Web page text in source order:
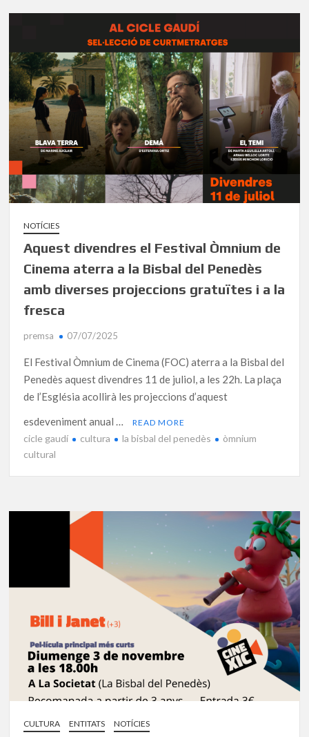
NOTÍCIES
Aquest divendres el Festival Òmnium de
Cinema aterra a la Bisbal del Penedès
amb diverses projeccions gratuïtes i a la
fresca
premsa 07/07/2025
El Festival Òmnium de Cinema (FOC) aterra a la Bisbal del
Penedès aquest divendres 11 de juliol, a les 22h. La plaça
de l’Església acollirà les projeccions d’aquest
esdeveniment anual …
READ MORE
cicle gaudí cultura la bisbal del penedès
òmnium
cultural
CULTURA ENTITATS NOTÍCIES